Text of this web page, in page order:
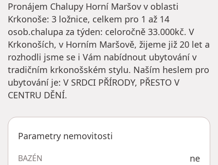
Pronájem Chalupy Horní Maršov v oblasti
Krkonoše: 3 ložnice, celkem pro 1 až 14
osob.chalupa za týden: celoročně 33.000kč. V
Krkonoších, v Horním Maršově, žijeme již 20 let a
rozhodli jsme se i Vám nabídnout ubytování v
tradičním krkonošském stylu. Naším heslem pro
ubytování je: V SRDCI PŘÍRODY, PŘESTO V
CENTRU DĚNÍ.
Parametry nemovitosti
BAZÉN ne